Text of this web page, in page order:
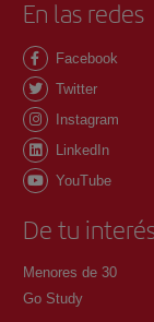
En las redes
Facebook
Twitter
Instagram
LinkedIn
YouTube
De tu
Menores de 30
Go Study